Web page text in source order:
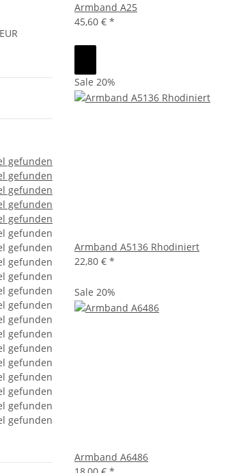
Armband A25
45,60 € *
Sale 20%
Armband A5136 Rhodiniert
22,80 € *
Sale 20%
Armband A6486
EUR
gefunden
gefunden
gefunden
gefunden
gefunden
gefunden
gefunden
gefunden
gefunden
gefunden
gefunden
gefunden
gefunden
gefunden
gefunden
gefunden
gefunden
gefunden
gefunden